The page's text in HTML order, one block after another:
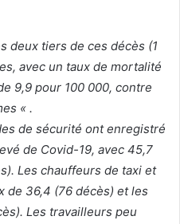
deux tiers de ces décès (1
avec un taux de mortalité
9,9 pour 100 000, contre
« .
de sécurité ont enregistré
de Covid-19, avec 45,7
Les chauffeurs de taxi et
de 36,4 (76 décès) et les
Les travailleurs peu